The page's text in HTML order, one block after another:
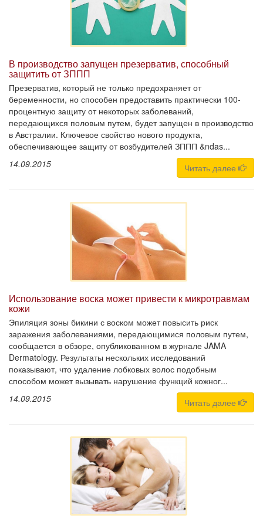
В производство запущен презерватив, способный
защитить от ЗППП
Презерватив, который не только предохраняет от
беременности, но способен предоставить практически 100-
процентную защиту от некоторых заболеваний,
передающихся половым путем, будет запущен в производство
в Австралии. Ключевое свойство нового продукта,
обеспечивающее защиту от возбудителей ЗППП &ndas...
14.09.2015
Читать далее
Использование воска может привести к микротравмам
кожи
Эпиляция зоны бикини с воском может повысить риск
заражения заболеваниями, передающимися половым путем,
сообщается в обзоре, опубликованном в журнале JAMA
Dermatology. Результаты нескольких исследований
показывают, что удаление лобковых волос подобным
способом может вызывать нарушение функций кожног...
14.09.2015
Читать далее